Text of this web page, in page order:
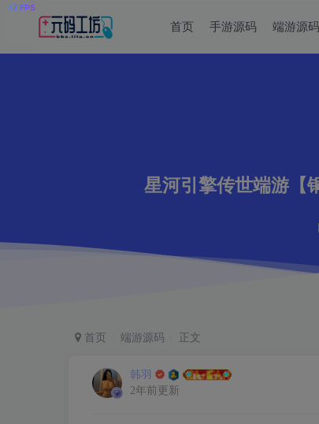
星河引擎传世端游【
首页 手游源码 端游源码
首页 端游源码 正文
韩羽
2年前更新